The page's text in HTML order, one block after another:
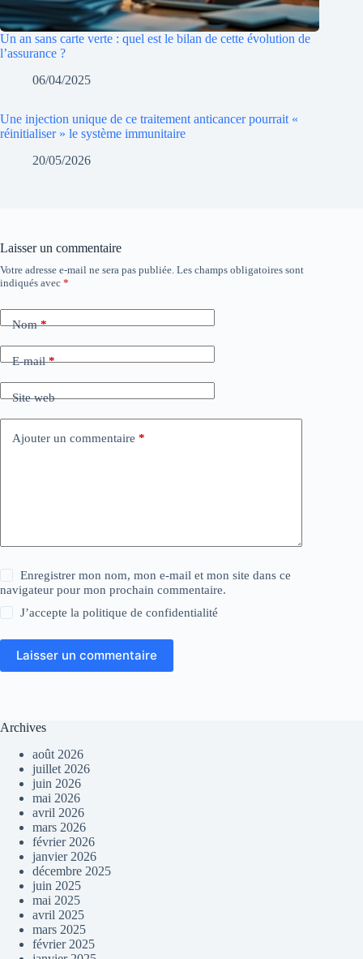
Un an sans carte verte : quel est le bilan de cette évolution de
l’assurance ?
06/04/2025
Une injection unique de ce traitement anticancer pourrait «
réinitialiser » le système immunitaire
20/05/2026
Laisser un commentaire
Votre adresse e-mail ne sera pas publiée. Les champs obligatoires sont
indiqués avec *
Nom*
E-mail*
Site web
Ajouter un commentaire *
Enregistrer mon nom, mon e-mail et mon site dans ce
navigateur pour mon prochain commentaire.
J’accepte lapolitique de confidentialité
Laisser un commentaire
Archives
août 2026
juillet 2026
juin 2026
mai 2026
avril 2026
mars 2026
février 2026
janvier 2026
décembre 2025
juin 2025
mai 2025
avril 2025
mars 2025
février 2025